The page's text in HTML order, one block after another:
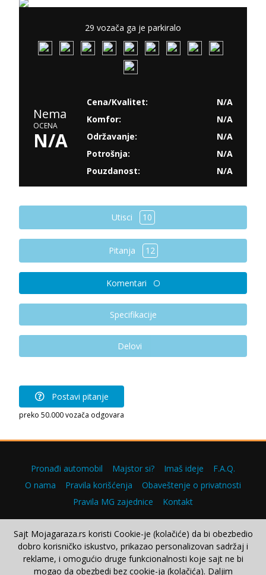
29 vozača ga je parkiralo
Nema
OCENA
N/A
Cena/Kvalitet:
N/A
Komfor:
N/A
Održavanje:
N/A
Potrošnja:
N/A
Pouzdanost:
N/A
Utisci 10
Pitanja 12
Komentari
Specifikacije
Delovi
Postavi pitanje
preko 50.000 vozača odgovara
Pronađi automobil Majstor si? Imaš ideje
F.A.Q.
O nama
Pravila korišćenja
Obaveštenje o privatnosti
Pravila MG zajednice
Kontakt
Copyright © 2000–2026.
Sajt Mojagaraza.rs koristi Cookie-je (kolačiće) da bi obezbedio
dobro korisničko iskustvo, prikazao personalizovan sadržaj i
reklame, i omogućio druge funkcionalnosti koje sajt ne bi
mogao da obezbedi bez cookie-ja (kolačića). Daljim